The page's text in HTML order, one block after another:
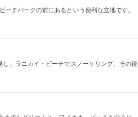
チパークの前にあるという便利な立地です。
、ラニカイ・ビーチでスノーケリング。その後